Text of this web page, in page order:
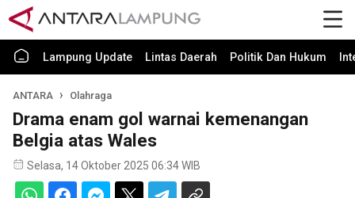
Lampung Update Lintas Daerah Politik Dan Hukum
ANTARA Olahraga
Drama enam gol warnai kemenangan
Belgia atas Wales
Selasa, 14 Oktober 2025 06:34 WIB